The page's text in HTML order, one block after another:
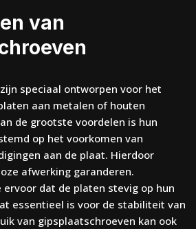
van
speciaal ontworpen voor het
aan metalen of houten
de grootste voordelen is hun
op het voorkomen van
aan de plaat. Hierdoor
afwerking garanderen.
ervoor dat de platen stevig op hun
essentieel is voor de stabiliteit van
van gipsplaatschroeven kan ook